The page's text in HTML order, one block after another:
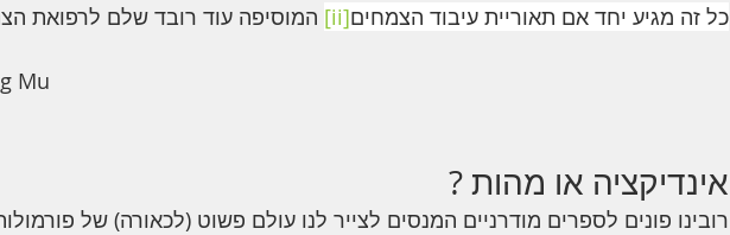
כל זה מגיע יחד אם תאוריית עיבוד הצמחים[ii] המוסיפה עוד רובד שלם לרפואת
Mu
אינדיקציה או מהות ?
רובינו פונים לספרים מודרניים המנסים לצייר לנו עולם פשוט (לכאורה) של